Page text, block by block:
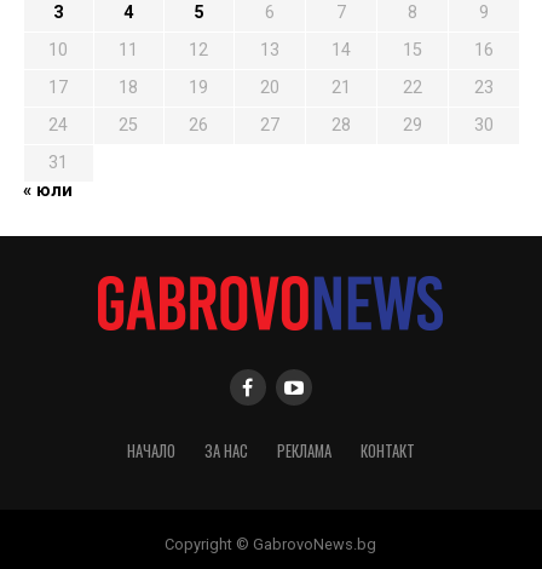
3
4 5 6 7 8
9
10
11 12 13 14 15
16
17
18 19 20 21 22
23
24
25 26 27 28 29
30
31
« юли
НАЧАЛО ЗА НАС РЕКЛАМА КОНТАКТ
Copyright © GabrovoNews.bg